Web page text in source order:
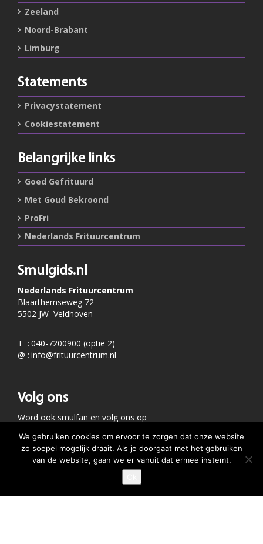
GEEF JE SMULSCORE
Zeeland
Noord-Brabant
Limburg
Statements
Privacystatement
Cookiestatement
Belangrijke links
Goed Gefrituurd
Met Goud Bekroond
ProFri
Nederlands Frituurcentrum
Smulgids.nl
Nederlands Frituurcentrum
Blaarthemseweg 72
5502 JW Veldhoven
T : 040-7200900 (optie 2)
@ : info@frituurcentrum.nl
Volg ons
Word ook smulfan en volg ons op
We gebruiken cookies om ervoor te zorgen dat onze website
zo soepel mogelijk draait. Als je doorgaat met het gebruiken
van de website, gaan we er vanuit dat ermee instemt.